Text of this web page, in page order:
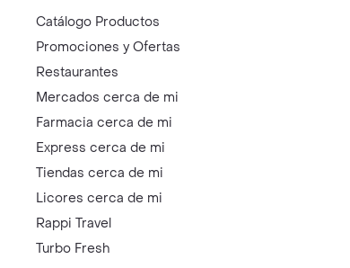
Catálogo Productos
Promociones y Ofertas
Restaurantes
Mercados cerca de mi
Farmacia cerca de mi
Express cerca de mi
Tiendas cerca de mi
Licores cerca de mi
Rappi Travel
Turbo Fresh